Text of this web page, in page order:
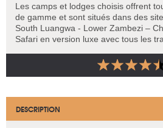
Les camps et lodges choisis offrent
de gamme et sont situés dans des
South Luangwa - Lower Zambezi –
Safari en version luxe avec tous les
DESCRIPTION